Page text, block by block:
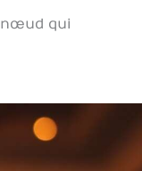
qui